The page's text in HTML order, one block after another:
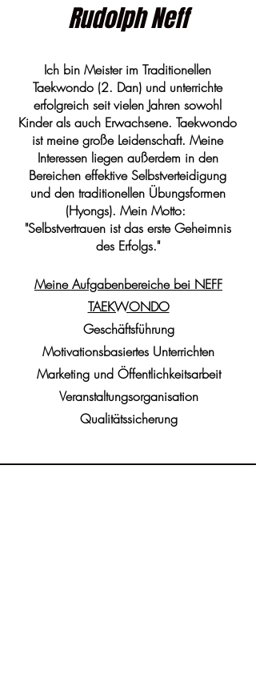
Rudolph Neff
Ich bin Meister im Traditionellen
Taekwondo (2. Dan) und unterrichte
erfolgreich seit vielen Jahren sowohl
Kinder als auch Erwachsene. Taekwondo
ist meine große Leidenschaft. Meine
Interessen liegen außerdem in den
Bereichen effektive Selbstverteidigung
und den traditionellen Übungsformen
(Hyongs). Mein Motto:
"Selbstvertrauen ist das erste Geheimnis
des Erfolgs."
Meine Aufgabenbereiche bei NEFF
TAEKWONDO
Geschäftsführung
Motivationsbasiertes Unterrichten
Marketing und Öffentlichkeitsarbeit
Veranstaltungsorganisation
Qualitätssicherung